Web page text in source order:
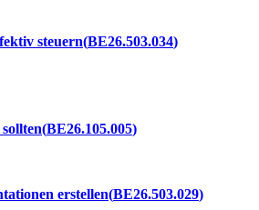
steuern BE26.503.034
BE26.105.005
erstellen BE26.503.029